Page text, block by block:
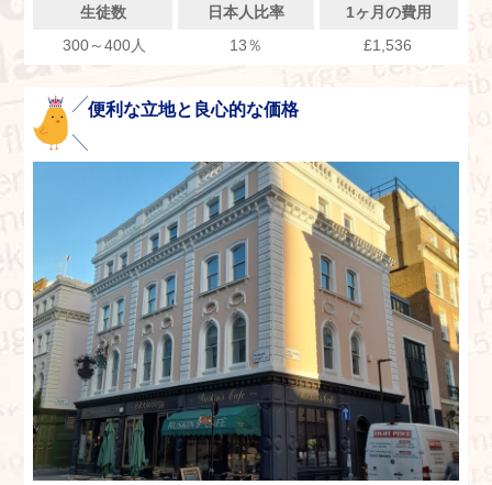
生徒数 日本人比率
1ヶ月の費用
300～400人
13％ £1,536
便利な立地と良心的な価格